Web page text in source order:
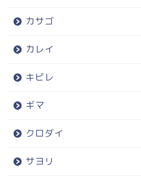
カサゴ
カレイ
キビレ
ギマ
クロダイ
サヨリ